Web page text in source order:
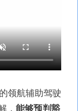
领航辅助驾驶
， 能够预判豁